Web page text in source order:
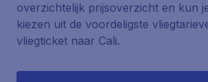
overzichtelijk prijsoverzicht en kun
kiezen uit de voordeligste
vliegticket naar Cali.